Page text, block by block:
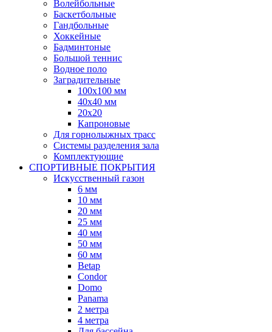
Волейбольные
Баскетбольные
Гандбольные
Хоккейные
Бадминтоные
Большой теннис
Водное поло
Заградительные
100х100 мм
40х40 мм
20х20
Капроновые
Для горнолыжных трасс
Системы разделения зала
Комплектующие
СПОРТИВНЫЕ ПОКРЫТИЯ
Искусственный газон
6 мм
10 мм
20 мм
25 мм
40 мм
50 мм
60 мм
Betap
Condor
Domo
Panama
2 метра
4 метра